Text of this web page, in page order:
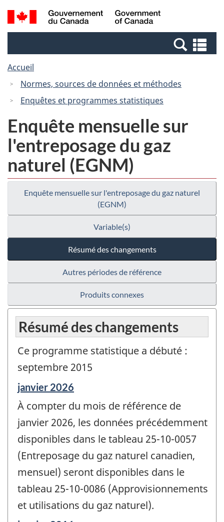
Passer
au
Passer
à
Canada
Recherche
et
et
Accueil
Normes, sources de données et méthodes
Enquêtes et programmes statistiques
Enquête mensuelle sur
l'entreposage du gaz
naturel (EGNM)
Enquête mensuelle sur l'entreposage du gaz naturel
(EGNM)
Variable(s)
Résumé des changements
Autres périodes de référence
Produits connexes
Résumé des changements
Ce programme statistique a débuté :
septembre 2015
Période
de
référence
de
changement
-
janvier 2026
À compter du mois de référence de
janvier 2026, les données précédemment
disponibles dans le tableau 25-10-0057
(Entreposage du gaz naturel canadien,
mensuel) seront disponibles dans le
tableau 25-10-0086 (Approvisionnements
et utilisations du gaz naturel).